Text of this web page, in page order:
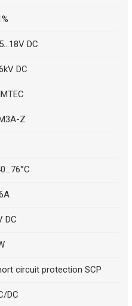
DC
DC
Z
DC
circuit protection SCP
DC